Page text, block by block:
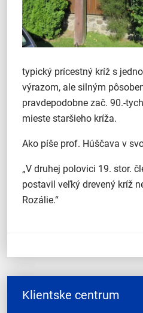
typický prícestný kríž s
výrazom, ale silným
pravdepodobne zač. 90.-
mieste staršieho kríža.
Ako píše prof. Húščava v
„V druhej polovici 19. stor.
postavil veľký drevený kríž
Rozálie.“
Klientske centrum